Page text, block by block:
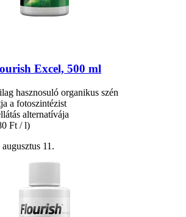
Excel, 500 ml
hasznosuló organikus szén
a fotoszintézist
alternatívája
Ft / l)
11.